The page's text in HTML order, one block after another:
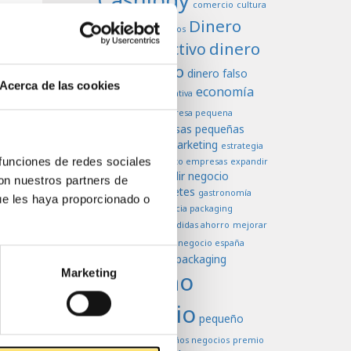
Acerca de las cookies
de redes sociales
nuestros partners de
les haya proporcionado o
Marketing
comercio cultura
dificultades negocios Dinero
dinero efectivo dinero
en efectivo dinero falso
economia colaborativa economía
Efectivo empresa pequena
empresas pequeñas
estrategia de marketing estrategia
venta europa exito empresas expandir
empresas
expandir negocio
falsificación billetes gastronomía
higiene importancia packaging
medidas ahorro mejorar
ventas negocio negocio españa
packaging
pequeño
comercio pequeño
negoccio
pequeños negocios premio